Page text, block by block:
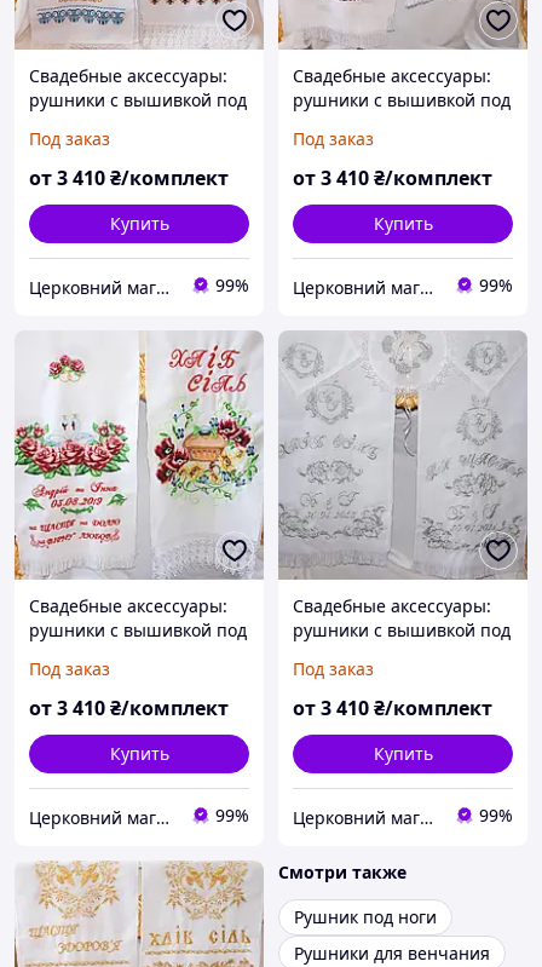
Свадебные аксессуары:
рушники с вышивкой под
Под заказ
от3 410₴/комплект
Купить
Церковний магазин "Трикірій" 99%
Свадебные аксессуары:
рушники с вышивкой под
Под заказ
от3 410₴/комплект
Купить
Церковний магазин "Трикірій" 99%
Свадебные аксессуары:
рушники с вышивкой под
Под заказ
от3 410₴/комплект
Купить
Церковний магазин "Трикірій" 99%
Свадебные аксессуары:
рушники с вышивкой под
Под заказ
от3 410₴/комплект
Купить
Церковний магазин "Трикірій" 99%
Смотри также
Рушник под ноги
Рушники для венчания